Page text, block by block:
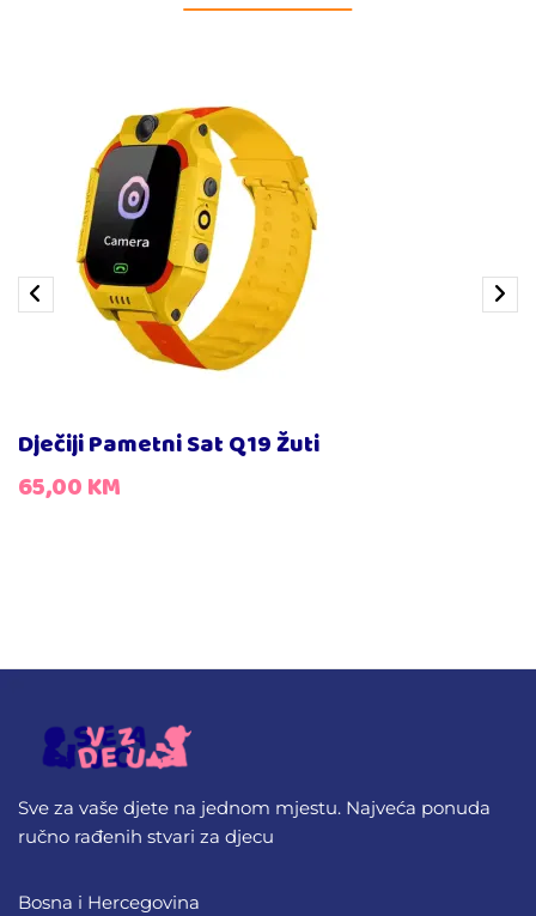
Dječiji Pametni Sat Q19 Žuti
65,00KM
Sve za vaše djete na jednom mjestu. Najveća ponuda
ručno rađenih stvari za djecu
Bosna i Hercegovina